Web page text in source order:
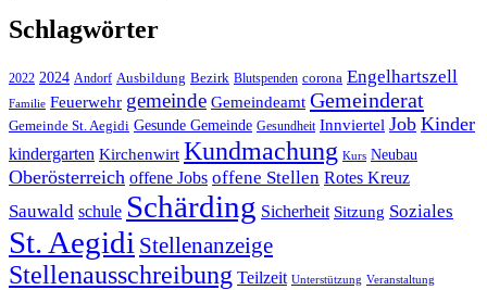
Schlagwörter
2022 2024 Andorf Ausbildung Bezirk Blutspenden corona Engelhartszell
Familie Feuerwehr gemeinde Gemeindeamt Gemeinderat
Gemeinde St. Aegidi Gesunde Gemeinde Gesundheit Innviertel Job Kinder
kindergarten Kirchenwirt Kundmachung Kurs Neubau
Oberösterreich offene Jobs offene Stellen Rotes Kreuz
Sauwald schule Schärding Sicherheit Sitzung Soziales
St. Aegidi Stellenanzeige
Stellenausschreibung Teilzeit Unterstützung Veranstaltung